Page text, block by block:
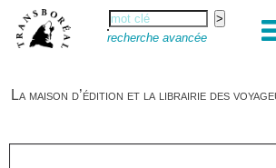
recherche avancée
La maison d’édition et la librairie des